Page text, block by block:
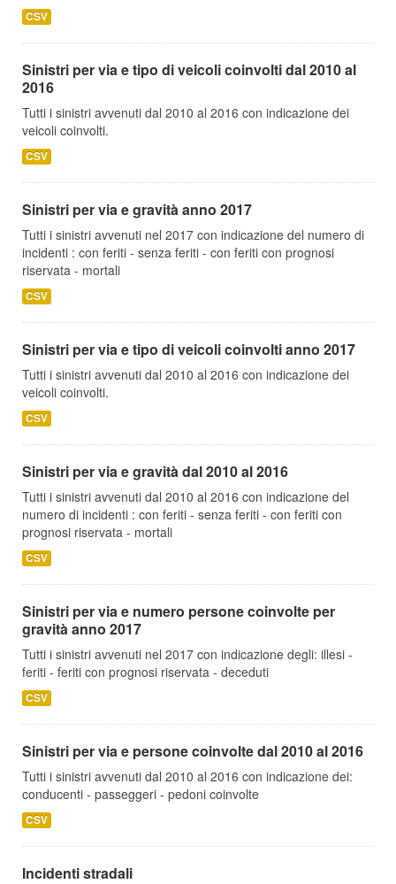
CSV
Sinistri per via e tipo di veicoli coinvolti dal 2010 al
2016
Tutti i sinistri avvenuti dal 2010 al 2016 con indicazione dei
veicoli coinvolti.
CSV
Sinistri per via e gravità anno 2017
Tutti i sinistri avvenuti nel 2017 con indicazione del numero di
incidenti : con feriti - senza feriti - con feriti con prognosi
riservata - mortali
CSV
Sinistri per via e tipo di veicoli coinvolti anno 2017
Tutti i sinistri avvenuti dal 2010 al 2016 con indicazione dei
veicoli coinvolti.
CSV
Sinistri per via e gravità dal 2010 al 2016
Tutti i sinistri avvenuti dal 2010 al 2016 con indicazione del
numero di incidenti : con feriti - senza feriti - con feriti con
prognosi riservata - mortali
CSV
Sinistri per via e numero persone coinvolte per
gravità anno 2017
Tutti i sinistri avvenuti nel 2017 con indicazione degli: illesi -
feriti - feriti con prognosi riservata - deceduti
CSV
Sinistri per via e persone coinvolte dal 2010 al 2016
Tutti i sinistri avvenuti dal 2010 al 2016 con indicazione dei:
conducenti - passeggeri - pedoni coinvolte
CSV
Incidenti stradali